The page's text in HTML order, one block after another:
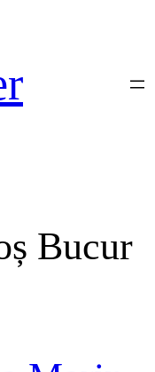
Bucur